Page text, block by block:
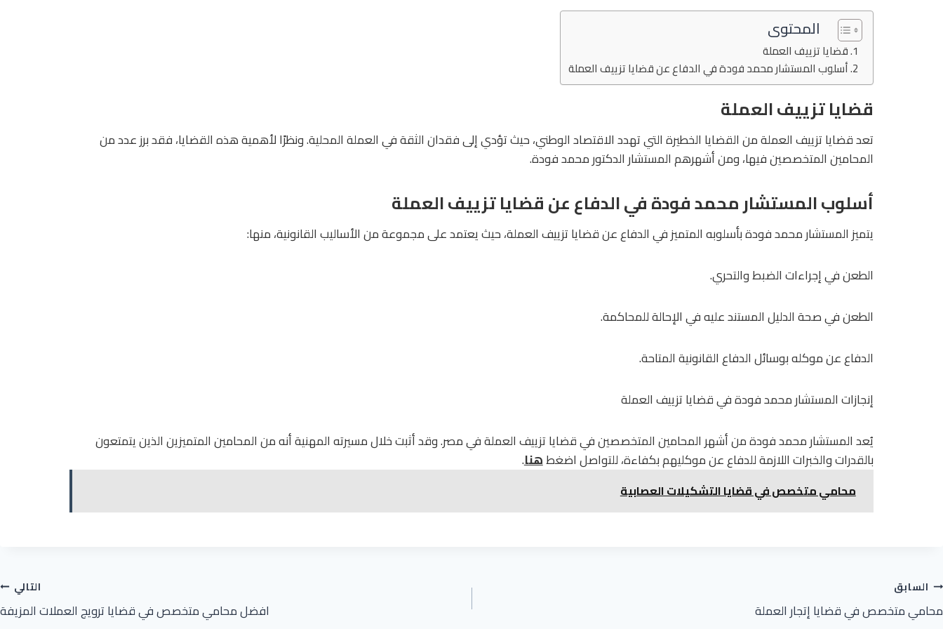
المحتوى
قضايا تزييف العملة
أسلوب المستشار محمد فودة في الدفاع عن قضايا تزييف العملة
قضايا تزييف العملة
تعد قضايا تزييف العملة من القضايا الخطيرة التي تهدد الاقتصاد الوطني، حيث تؤدي إلى فقدان الثقة في العملة المحلية. ونظرًا لأهمية هذه القضايا، فقد برز عدد من
المحامين المتخصصين فيها، ومن أشهرهم المستشار الدكتور محمد فودة.
أسلوب المستشار محمد فودة في الدفاع عن قضايا تزييف العملة
يتميز المستشار محمد فودة بأسلوبه المتميز في الدفاع عن قضايا تزييف العملة، حيث يعتمد على مجموعة من الأساليب القانونية، منها:
الطعن في إجراءات الضبط والتحري.
الطعن في صحة الدليل المستند عليه في الإحالة للمحاكمة.
الدفاع عن موكله بوسائل الدفاع القانونية المتاحة.
إنجازات المستشار محمد فودة في قضايا تزييف العملة
يُعد المستشار محمد فودة من أشهر المحامين المتخصصين في قضايا تزييف العملة في مصر. وقد أثبت خلال مسيرته المهنية أنه من المحامين المتميزين الذين يتمتعون
بالقدرات والخبرات اللازمة للدفاع عن موكليهم بكفاءة، للتواصل اضغطهنا.
محامي متخصص في قضايا التشكيلات العصابية
تصفّح
المقالات
السابق
محامي متخصص في قضايا إتجار العملة
التالي
افضل محامي متخصص في قضايا ترويج العملات المزيفة